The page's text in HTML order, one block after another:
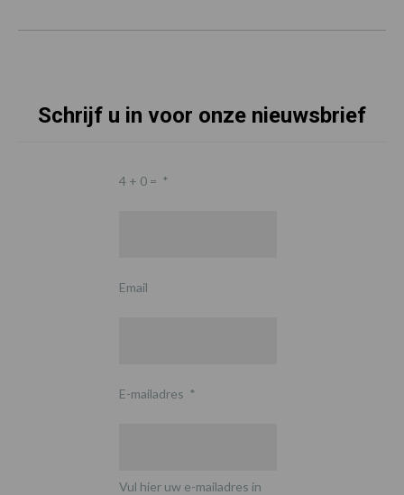
Schrijf u in voor onze nieuwsbrief
4 + 0 = *
Email
E-mailadres *
Vul hier uw e-mailadres in